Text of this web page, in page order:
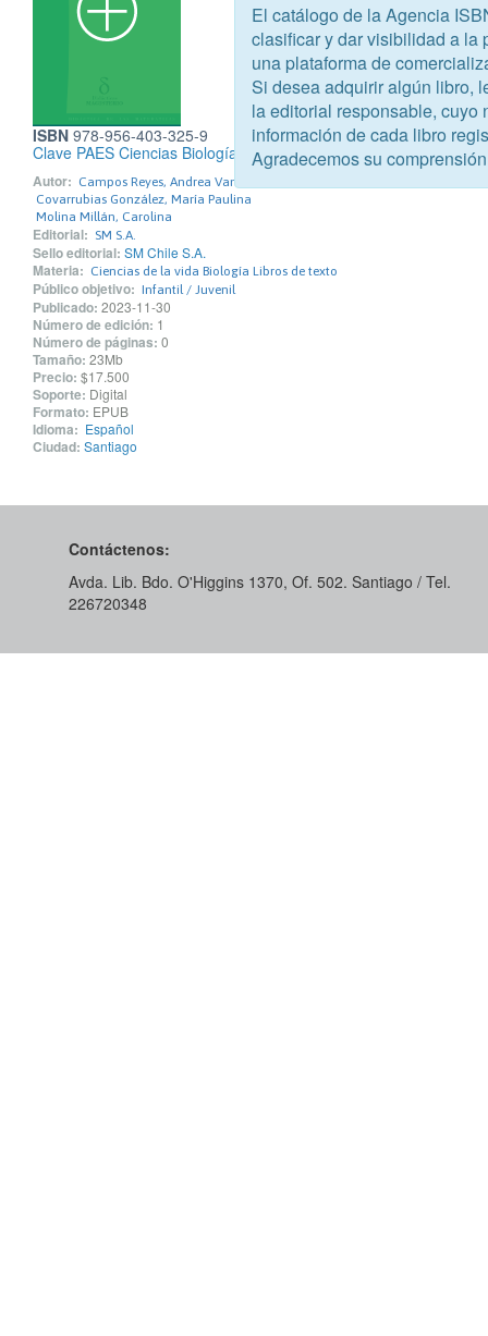
ISBN 978-956-403-325-9
Clave PAES Ciencias Biología
Autor: Campos Reyes, Andrea Vanessa
Covarrubias González, María Paulina
Molina Millán, Carolina
Editorial: SM S.A.
Sello editorial: SM Chile S.A.
Materia: Ciencias de la vida Biología Libros de texto
Público objetivo: Infantil / Juvenil
Publicado: 2023-11-30
Número de edición: 1
Número de páginas: 0
Tamaño: 23Mb
Precio: $17.500
Soporte: Digital
Formato: EPUB
Idioma: Español
Ciudad: Santiago
Contáctenos:
Avda. Lib. Bdo. O'Higgins 1370, Of. 502. Santiago / Tel.
226720348
El catálogo de la Agencia
clasificar y dar visibilidad a la
una plataforma de
Si desea adquirir algún libro,
la editorial responsable, cuyo
información de cada libro
Agradecemos su